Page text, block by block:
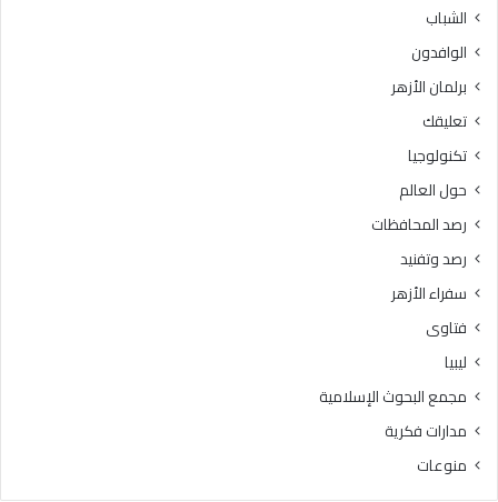
الشباب
الوافدون
برلمان الأزهر
تعليقك
تكنولوجيا
حول العالم
رصد المحافظات
رصد وتفنيد
سفراء الأزهر
فتاوى
ليبيا
مجمع البحوث الإسلامية
مدارات فكرية
منوعات